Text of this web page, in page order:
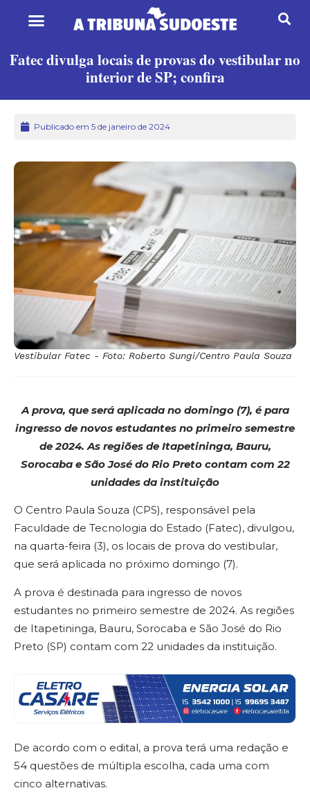
Fatec divulga locais de provas do vestibular no
interior de SP; confira
Publicado em 5 de janeiro de 2024
Vestibular Fatec - Foto: Roberto Sungi/Centro Paula Souza
A prova, que será aplicada no domingo (7), é para
ingresso de novos estudantes no primeiro semestre
de 2024. As regiões de Itapetininga, Bauru,
Sorocaba e São José do Rio Preto contam com 22
unidades da instituição
O Centro Paula Souza (CPS), responsável pela
Faculdade de Tecnologia do Estado (Fatec), divulgou,
na quarta-feira (3), os locais de prova do vestibular,
que será aplicada no próximo domingo (7).
A prova é destinada para ingresso de novos
estudantes no primeiro semestre de 2024. As regiões
de Itapetininga, Bauru, Sorocaba e São José do Rio
Preto (SP) contam com 22 unidades da instituição.
De acordo com o edital, a prova terá uma redação e
54 questões de múltipla escolha, cada uma com
cinco alternativas.